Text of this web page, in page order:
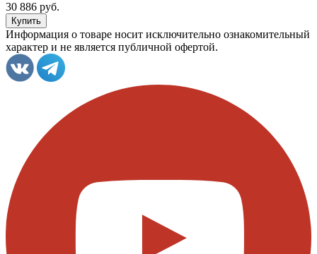
30 886 руб.
Информация о товаре носит исключительно ознакомительный
характер и не является публичной офертой.